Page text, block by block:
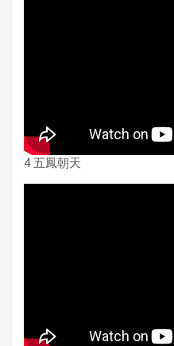
4 五鳳朝天